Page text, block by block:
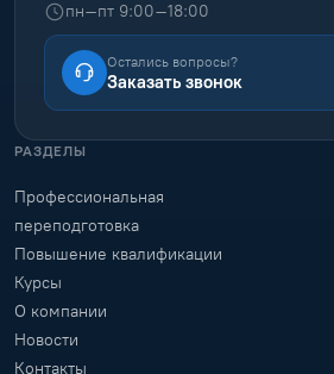
пн–пт 9:00–18:00
Остались вопросы?
Заказать звонок
РАЗДЕЛЫ
Профессиональная
переподготовка
Повышение квалификации
Курсы
О компании
Новости
Контакты